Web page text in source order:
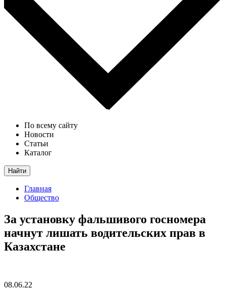
По всему сайту
Новости
Статьи
Каталог
Найти
Главная
Общество
За установку фальшивого госномера
начнут лишать водительских прав в
Казахстане
08.06.22